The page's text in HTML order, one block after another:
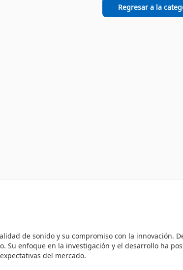
Regresar a la
de sonido y su compromiso con la innovación.
enfoque en la investigación y el desarrollo ha
del mercado.